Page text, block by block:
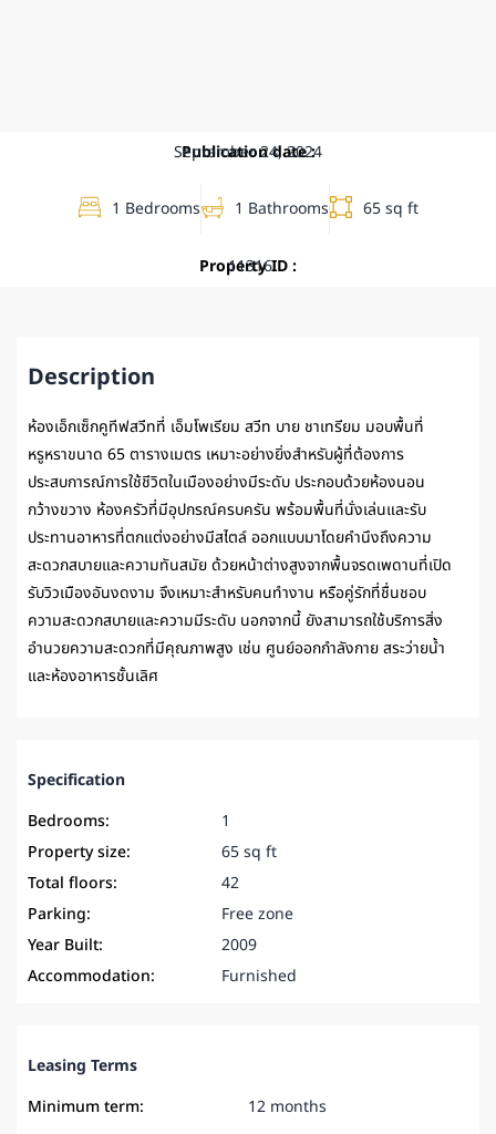
Publication date :
September 24, 2024
1 Bedrooms 1 Bathrooms 65 sq ft
Property ID :
11316
Description
ห้องเอ็กเซ็กคูทีฟสวีทที่ เอ็มโพเรียม สวีท บาย ชาเทรียม มอบพื้นที่
หรูหราขนาด 65 ตารางเมตร เหมาะอย่างยิ่งสำหรับผู้ที่ต้องการ
ประสบการณ์การใช้ชีวิตในเมืองอย่างมีระดับ ประกอบด้วยห้องนอน
กว้างขวาง ห้องครัวที่มีอุปกรณ์ครบครัน พร้อมพื้นที่นั่งเล่นและรับ
ประทานอาหารที่ตกแต่งอย่างมีสไตล์ ออกแบบมาโดยคำนึงถึงความ
สะดวกสบายและความทันสมัย ด้วยหน้าต่างสูงจากพื้นจรดเพดานที่เปิด
รับวิวเมืองอันงดงาม จึงเหมาะสำหรับคนทำงาน หรือคู่รักที่ชื่นชอบ
ความสะดวกสบายและความมีระดับ นอกจากนี้ ยังสามารถใช้บริการสิ่ง
อำนวยความสะดวกที่มีคุณภาพสูง เช่น ศูนย์ออกกำลังกาย สระว่ายน้ำ
และห้องอาหารชั้นเลิศ
Specification
Bedrooms:
1
Property size:
65 sq ft
Total floors:
42
Parking:
Free zone
Year Built:
2009
Accommodation:
Furnished
Leasing Terms
Minimum term:
12 months